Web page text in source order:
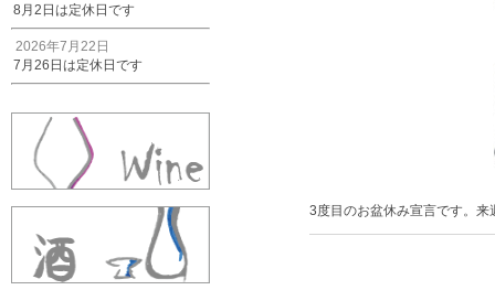
8月2日は定休日です
2026年7月22日
7月26日は定休日です
3度目のお盆休み宣言です。